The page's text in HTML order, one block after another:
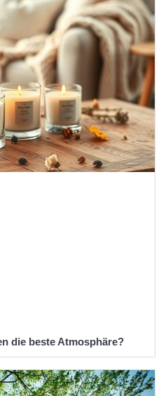
die beste Atmosphäre?